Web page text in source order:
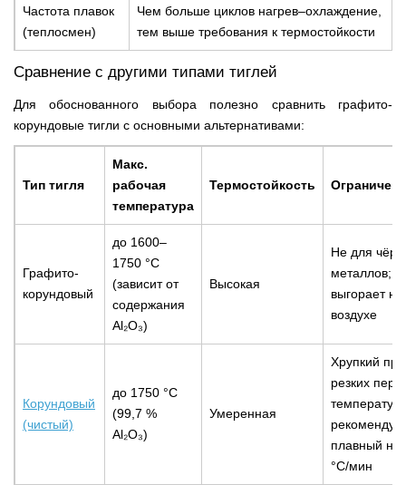
Частота плавок
(теплосмен)
Чем больше циклов нагрев–охлаждение,
тем выше требования к термостойкости
Сравнение с другими типами тиглей
Для обоснованного выбора полезно сравнить графито-
корундовые тигли с основными альтернативами:
Тип тигля
Макс.
рабочая
температура
Термостойкость
Графито-
корундовый
до 1600–
1750 °С
(зависит от
содержания
Al₂O₃)
Высокая
Не для
металлов;
выгорает на
воздухе
Корундовый
(чистый)
до 1750 °С
(99,7 %
Al₂O₃)
Умеренная
Хрупкий при
резких
температур;
плавный
°С/мин